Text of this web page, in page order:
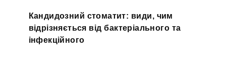
Кандидозний стоматит: види, чим
відрізняється від бактеріального та
інфекційного